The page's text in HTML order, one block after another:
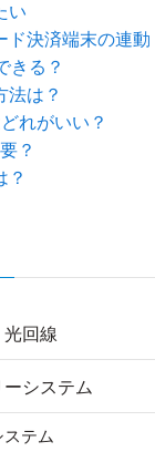
い
ド決済端末の連動
きる？
法は？
れがいい？
？
？
回線
システム
テム